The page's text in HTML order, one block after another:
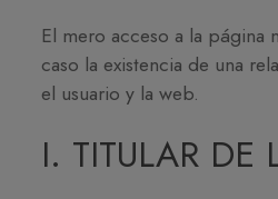
El mero acceso a la página
caso la existencia de una
el usuario y la web.
I. TITULAR DE